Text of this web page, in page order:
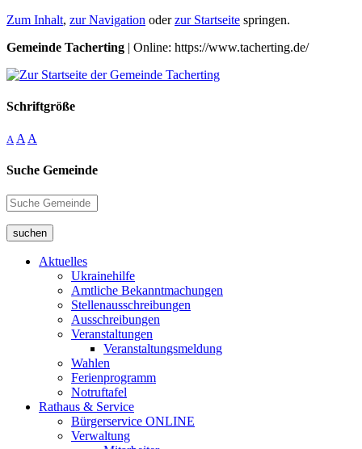
Zum Inhalt, zur Navigation oderzur Startseite springen.
Gemeinde Tacherting | Online: https://www.tacherting.de/
Schriftgröße
A A A
Suche Gemeinde
suchen
Aktuelles
Ukrainehilfe
Amtliche Bekanntmachungen
Stellenausschreibungen
Ausschreibungen
Veranstaltungen
Veranstaltungsmeldung
Wahlen
Ferienprogramm
Notruftafel
Rathaus & Service
Bürgerservice ONLINE
Verwaltung